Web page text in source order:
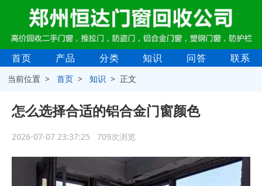
首页 产品 分类 知识 问答 联系
当前位置 >首页 >知识 > 正文
怎么选择合适的铝合金门窗颜色
2026-07-07 23:37:25 709次浏览